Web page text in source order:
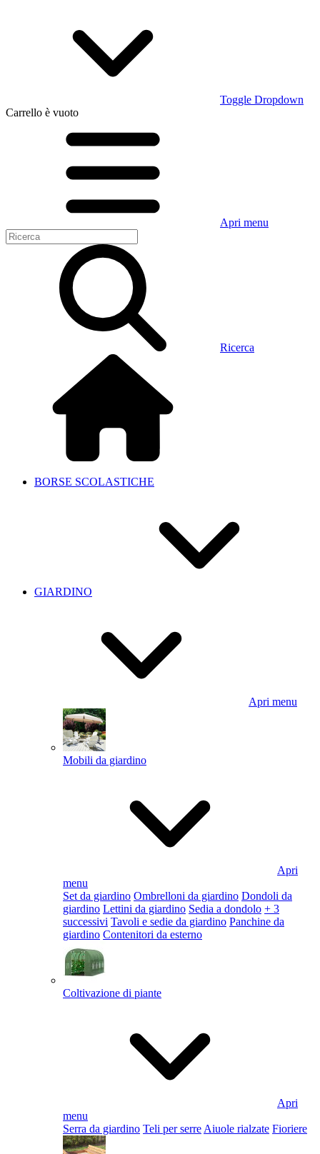
Toggle Dropdown
Carrello è vuoto
Apri menu
Ricerca
BORSE SCOLASTICHE
GIARDINO
Apri menu
Mobili da giardino
Apri
menu
Set da giardino Ombrelloni da giardino Dondoli da
giardino Lettini da giardino Sedia a dondolo + 3
successivi Tavoli e sedie da giardino Panchine da
giardino Contenitori da esterno
Coltivazione di piante
Apri
menu
Serra da giardino Teli per serre Aiuole rialzate Fioriere